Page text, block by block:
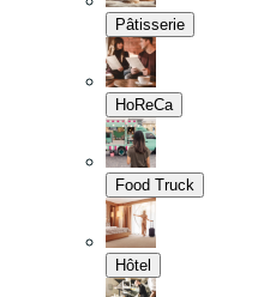
Pâtisserie
HoReCa
Food Truck
Hôtel